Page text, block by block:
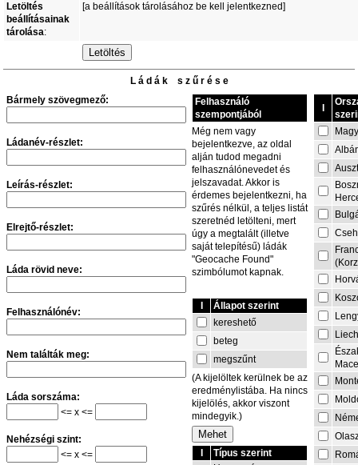
Letöltés
beállításainak
tárolása:
[a beállítások tárolásához be kell jelentkezned]
L á d á k s z ű r é s e
Bármely szövegmező:
Ládanév-részlet:
Leírás-részlet:
Elrejtő-részlet:
Láda rövid neve:
Felhasználónév:
Nem találták meg:
Láda sorszáma:
<= x <=
Nehézségi szint:
<= x <=
Felhasználó
szempontjából
Még nem vagy
bejelentkezve, az oldal
alján tudod megadni
felhasználónevedet és
jelszavadat. Akkor is
érdemes bejelentkezni, ha
szűrés nélkül, a teljes listát
szeretnéd letölteni, mert
úgy a megtalált (illetve
saját telepítésű) ládák
"Geocache Found"
szimbólumot kapnak.
I
Állapot szerint
kereshető
beteg
megszűnt
(A kijelöltek kerülnek be az
eredménylistába. Ha nincs
kijelölés, akkor viszont
mindegyik.)
Típus szerint
I